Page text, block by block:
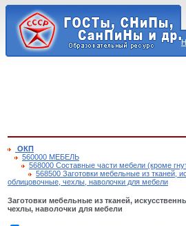
ОКП
560000 МЕБЕЛЬ
568000 Составные части мебели (кроме
568500 Заготовки мебельные из тканей,
облицовочные, чехлы, наволочки для мебели
Заготовки мебельные из тканей,
чехлы, наволочки для мебели